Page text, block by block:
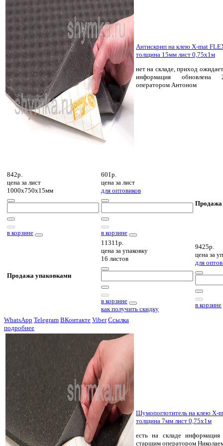
Антискрип на клею X-mat
толщина 15мм лист 0,75х1м
нет на складе, приход
информация обновлена
оператором Антоном
842р.
цена за лист
1000х750х15мм
в корзине
601р.
цена за лист
для оптовиков
в корзине
Продажа
Продажа упаковками
11311р.
цена за упаковку
16 листов
в корзине
как получить скидку
9425р.
цена за
для
в корзине
WhatsApp Telegram ВКонтакте Viber Ссылка
подробнее
Шумопоглотитель на клею X-
толщина 7мм лист 0,75х1м
есть на складе информация
старшим оператором